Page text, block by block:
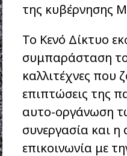
της κυβέρνησης
Το Κενό Δίκτυο
συμπαράσταση
καλλιτέχνες που
επιπτώσεις της
αυτο-οργάνωση
συνεργασία και
επικοινωνία με